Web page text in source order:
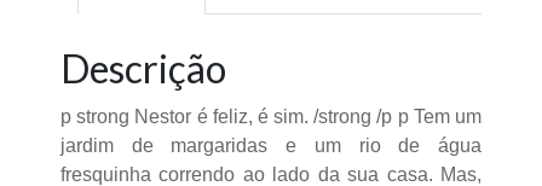
Descrição
p strong Nestor é feliz, é sim. /strong /p p Tem um
jardim de margaridas e um rio de água
fresquinha correndo ao lado da sua casa. Mas,